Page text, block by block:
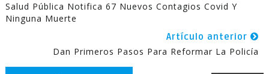
Salud Pública Notifica 67 Nuevos Contagios Covid Y
Ninguna Muerte
Artículo anterior
Dan Primeros Pasos Para Reformar La Policía